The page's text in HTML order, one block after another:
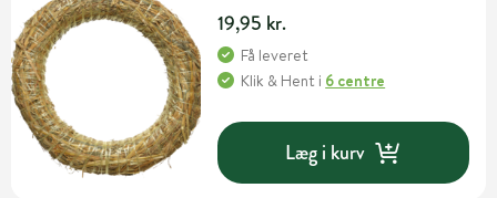
19,95 kr.
Få leveret
Klik & Hent i 6 centre
Læg i kurv